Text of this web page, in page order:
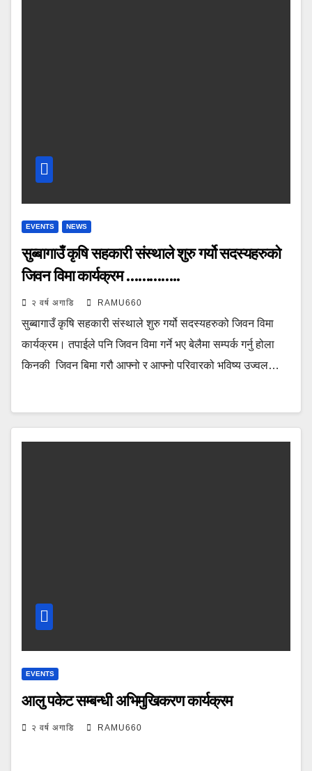
EVENTS NEWS
सुब्बागाउँ कृषि सहकारी संस्थाले शुरु गर्यो सदस्यहरुको
जिवन विमा कार्यक्रम …………..
२ वर्ष अगाडि RAMU660
सुब्बागाउँ कृषि सहकारी संस्थाले शुरु गर्यो सदस्यहरुको जिवन विमा
कार्यक्रम। तपाईले पनि जिवन विमा गर्ने भए बेलैमा सम्पर्क गर्नु होला
किनकी जिवन बिमा गरौ आफ्नो र आफ्नो परिवारको भविष्य उज्वल…
EVENTS
आलु पकेट सम्बन्धी अभिमुखिकरण कार्यक्रम
२ वर्ष अगाडि RAMU660